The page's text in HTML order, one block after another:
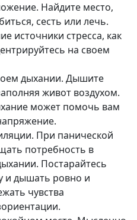
Найдите место,
сесть или лечь.
источники стресса, как
на своем
дыхании. Дышите
живот воздухом.
может помочь вам
При панической
потребность в
Постарайтесь
и дышать ровно и
чувства